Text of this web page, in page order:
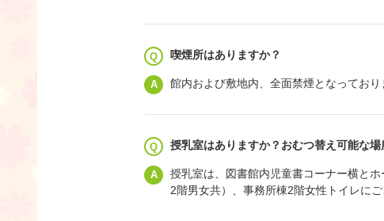
喫煙所はありますか？
館内および敷地内、全面禁煙となっており
授乳室はありますか？おむつ替え可能な場
授乳室は、図書館内児童書コーナー横と
2階男女共）、事務所棟2階女性トイレに